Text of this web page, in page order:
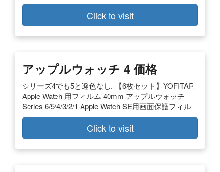
Click to visit
アップルウォッチ 4 価格
シリーズ4でも5と遜色なし. 【6枚セット】YOFITAR
Apple Watch 用フィルム 40mm アップルウォッチ
Series 6/5/4/3/2/1 Apple Watch SE用画面保護フィル
Click to visit